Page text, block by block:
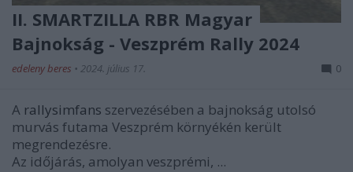
II. SMARTZILLA RBR Magyar
Bajnokság - Veszprém Rally 2024
edeleny beres • 2024. július 17. 0
A rallysimfans szervezésében a bajnokság utolsó
murvás futama Veszprém környékén került
megrendezésre.
Az időjárás, amolyan veszprémi, ...